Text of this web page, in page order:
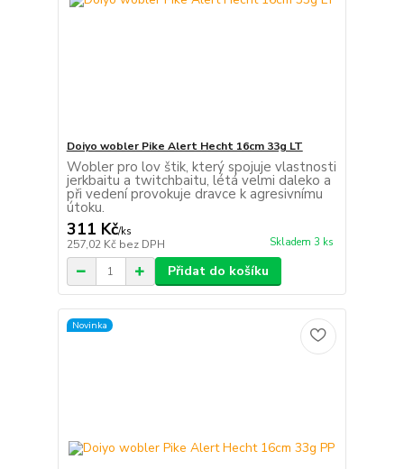
Doiyo wobler Pike Alert Hecht 16cm 33g LT
Wobler pro lov štik, který spojuje vlastnosti
jerkbaitu a twitchbaitu, létá velmi daleko a
při vedení provokuje dravce k agresivnímu
útoku.
311 Kč/ks
257,02 Kč bez DPH Skladem 3 ks
Přidat do košíku
Novinka